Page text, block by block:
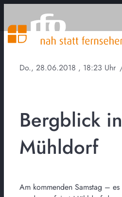
Do., 28.06.2018 , 18:23 Uhr
Bergblick in
Mühldorf
Am kommenden Samstag –